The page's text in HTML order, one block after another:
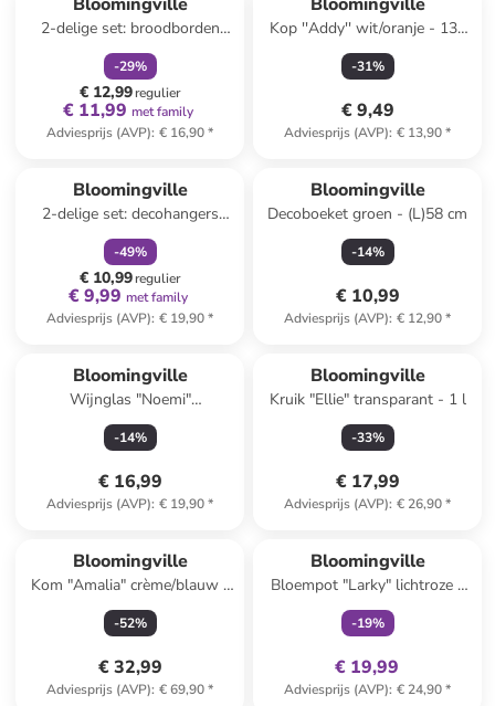
2-delige set: broodborden
"Yule" wit/rood/groen - Ø 12,5
cm
-29%
€ 12,99regulier
€ 11,99 met family
Adviesprijs (AVP): € 16,90*
Kop ''Addy'' wit/oranje - 130
ml
-31%
€ 9,49
Adviesprijs (AVP): € 13,90*
Bloomingville
2-delige set: decohangers
"Griselda" wit - (L)11,5 cm
-49%
€ 10,99regulier
€ 9,99 met family
Adviesprijs (AVP): € 19,90*
Bloomingville
Decoboeket groen - (L)58 cm
-14%
€ 10,99
Adviesprijs (AVP): € 12,90*
Bloomingville
Wijnglas "Noemi"
transparant/blauw - 220 ml
-14%
€ 16,99
Adviesprijs (AVP): € 19,90*
Bloomingville
Kruik "Ellie" transparant - 1 l
-33%
€ 17,99
Adviesprijs (AVP): € 26,90*
Bloomingville
Kom "Amalia" crème/blauw -
Ø 24 cm
-52%
€ 32,99
Adviesprijs (AVP): € 69,90*
Bloomingville
Bloempot "Larky" lichtroze -
(H)16 x Ø 11 cm
-19%
€ 19,99
Adviesprijs (AVP): € 24,90*